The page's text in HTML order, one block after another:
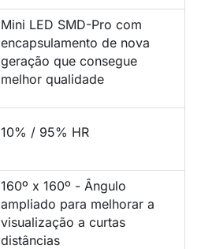
Mini LED SMD-Pro com
encapsulamento de nova
geração que consegue
melhor qualidade
10% / 95% HR
160º x 160º - Ângulo
ampliado para melhorar a
visualização a curtas
distâncias